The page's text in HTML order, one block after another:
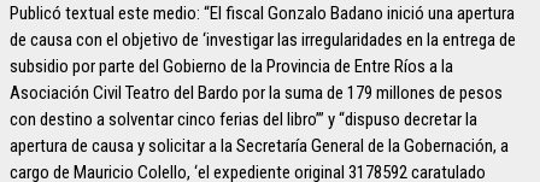
Publicó textual este medio: “El fiscal Gonzalo Badano inició una apertura
de causa con el objetivo de ‘investigar las irregularidades en la entrega de
subsidio por parte del Gobierno de la Provincia de Entre Ríos a la
Asociación Civil Teatro del Bardo por la suma de 179 millones de pesos
con destino a solventar cinco ferias del libro’” y “dispuso decretar la
apertura de causa y solicitar a la Secretaría General de la Gobernación, a
cargo de Mauricio Colello, ‘el expediente original 3178592 caratulado